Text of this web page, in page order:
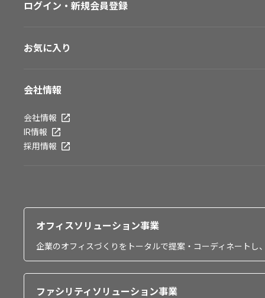
ログイン・新規会員登録
お気に入り
会社情報
会社情報
IR情報
採用情報
オフィスソリューション事業
企業のオフィスづくりをトータルで提案・コーディネート
ファシリティソリューション事業